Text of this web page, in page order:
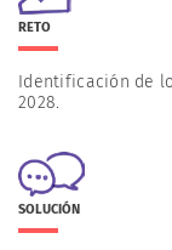
RETO
Identificación de
2028.
SOLUCIÓN